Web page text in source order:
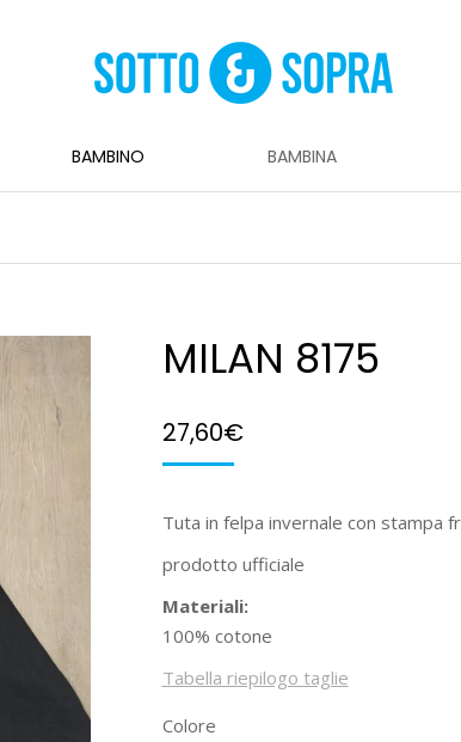
BAMBINO BAMBINA
MILAN 8175
27,60€
Tuta in felpa invernale con stampa
prodotto ufficiale
Materiali:
100% cotone
Tabella riepilogo taglie
Colore